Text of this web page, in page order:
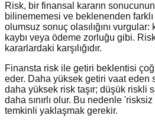
Risk, bir finansal kararın
bilinememesi ve beklenenden
olumsuz sonuç olasılığını
kaybı veya ödeme zorluğu gibi.
kararlardaki karşılığıdır.
Finansta risk ile getiri beklentisi
eder. Daha yüksek getiri vaat eden
daha yüksek risk taşır; düşük riskli
daha sınırlı olur. Bu nedenle
temkinli yaklaşmak gerekir.